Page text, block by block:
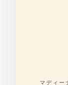
マディー